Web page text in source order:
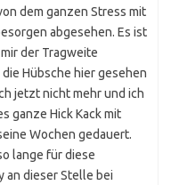
dem ganzen Stress mit
abgesehen. Es ist
der Tragweite
Hübsche hier gesehen
jetzt nicht mehr und ich
ganze Hick Kack mit
Wochen gedauert.
lange für diese
an dieser Stelle bei